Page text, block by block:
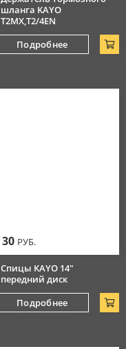
шланга KAYO
T2MX,T2/4EN
Подробнее
30 РУБ.
Спицы KAYO 14"
передний диск
Подробнее